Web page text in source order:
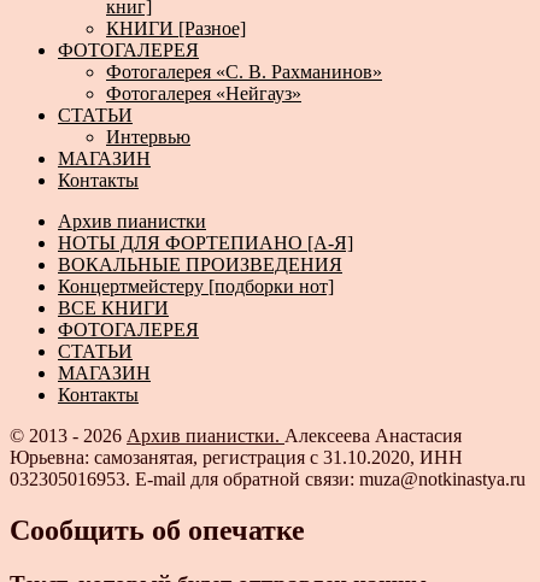
книг]
КНИГИ [Разное]
ФОТОГАЛЕРЕЯ
Фотогалерея «С. В. Рахманинов»
Фотогалерея «Нейгауз»
СТАТЬИ
Интервью
МАГАЗИН
Контакты
Архив пианистки
НОТЫ ДЛЯ ФОРТЕПИАНО [А-Я]
ВОКАЛЬНЫЕ ПРОИЗВЕДЕНИЯ
Концертмейстеру [подборки нот]
ВСЕ КНИГИ
ФОТОГАЛЕРЕЯ
СТАТЬИ
МАГАЗИН
Контакты
© 2013 - 2026 Архив пианистки. Алексеева Анастасия
Юрьевна: самозанятая, регистрация с 31.10.2020, ИНН
032305016953. E-mail для обратной связи: muza@notkinastya.ru
Сообщить об опечатке